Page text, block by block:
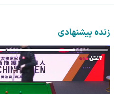
زنده پیشنهادی